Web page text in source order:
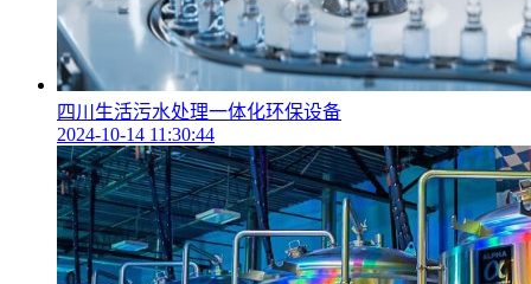
四川生活污水处理一体化环保设备
2024-10-14 11:30:44